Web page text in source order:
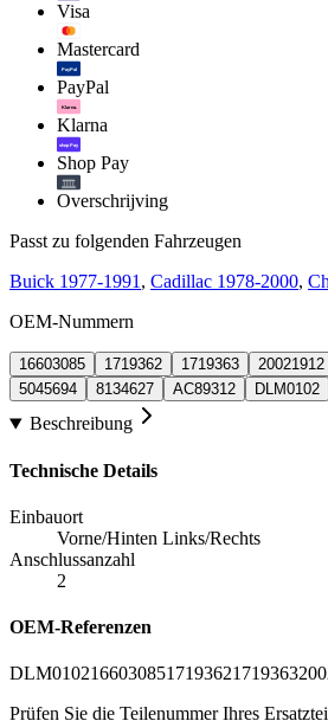
Visa
Mastercard
PayPal
PayPal
Klarna.
Klarna
shop Pay
Shop Pay
Overschrijving
Passt zu folgenden Fahrzeugen
Buick 1977-1991 , Cadillac 1978-2000,
OEM-Nummern
16603085 1719362 1719363 20021912
5045694
8134627 AC89312 DLM0102
Beschreibung
Technische Details
Einbauort
Vorne/Hinten Links/Rechts
Anschlussanzahl
2
OEM-Referenzen
DLM01021660308517193621719363
Prüfen Sie die Teilenummer Ihres